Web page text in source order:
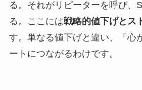
る。それがリピーターを呼び、
る。ここには戦略的値下げとス
す。単なる値下げと違い、「心
ートにつながるわけです。